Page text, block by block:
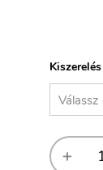
Kiszerelés